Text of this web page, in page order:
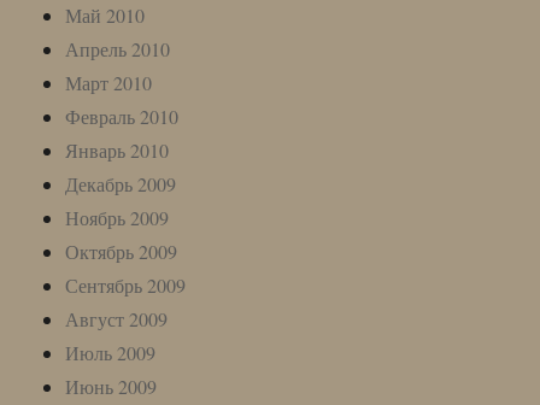
Май 2010
Апрель 2010
Март 2010
Февраль 2010
Январь 2010
Декабрь 2009
Ноябрь 2009
Октябрь 2009
Сентябрь 2009
Август 2009
Июль 2009
Июнь 2009